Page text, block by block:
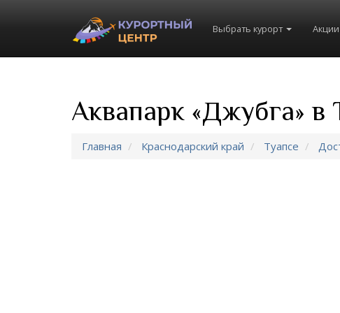
Выбрать курорт Акции
Аквапарк «Джубга» в
Главная Краснодарский край Туапсе